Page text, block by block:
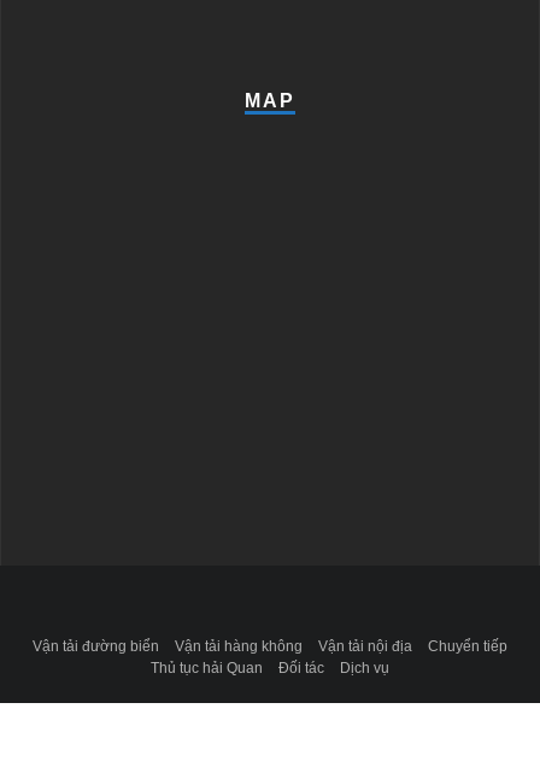
MAP
Vận tải đường biển Vận tải hàng không Vận tải nội địa
Chuyển tiếp
Thủ tục hải Quan
Đối tác Dịch vụ